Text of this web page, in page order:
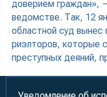
доверием граждан»,
ведомстве. Так, 12
областной суд вынес
риэлторов, которые
преступных деяний,